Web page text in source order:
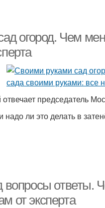
огород. Чем
председатель
надо ли это делать в
вопросы
от эксперта